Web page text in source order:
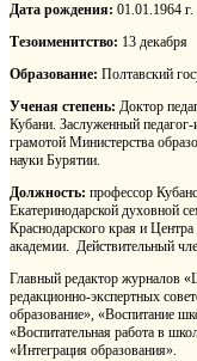
Дата рождения: 01.01.1964 г.
Тезоименитство: 13 декабря
Образование: Полтавский
Ученая степень: Доктор
Кубани. Заслуженный
грамотой Министерства
науки Бурятии.
Должность: профессор
Екатеринодарской духовной
Краснодарского края и
академии. Действительный
Главный редактор журналов
редакционно-экспертных
образование», «Воспитание
«Воспитательная работа в
«Интеграция образования».